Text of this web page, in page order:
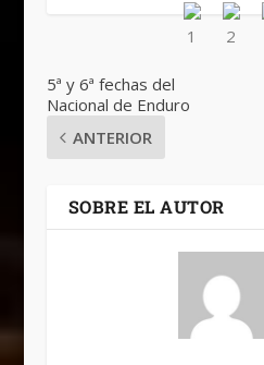
5ª y 6ª fechas del
Nacional de Enduro
ANTERIOR
SOBRE EL AUTOR